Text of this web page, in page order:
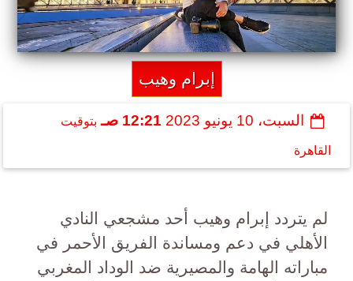
إبرام وهيب
السبت، 10 يونيو 2023 12:21 صـ بتوقيت
القاهرة
لم يتردد إبرام وهيب أحد مشجعي النادي
الأهلي في دعم ومساندة الفريق الأحمر في
مباراته الهامة والمصيرية ضد الوداد المغربي